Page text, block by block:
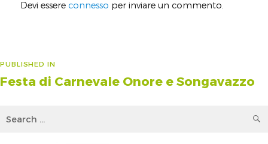
Devi essereconnesso per inviare un commento.
Navigazione
articoli
PUBLISHED IN
Festa di Carnevale Onore e Songavazzo